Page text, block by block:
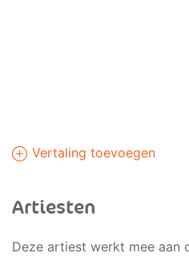
Vertaling toevoegen
Artiesten
Deze artiest werkt mee aan